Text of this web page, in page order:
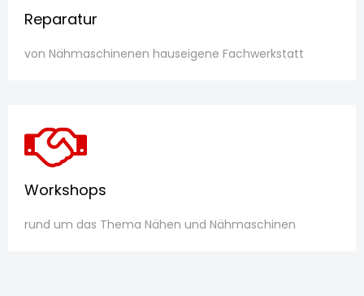
Reparatur
von Nähmaschinenen hauseigene Fachwerkstatt
Workshops
rund um das Thema Nähen und Nähmaschinen